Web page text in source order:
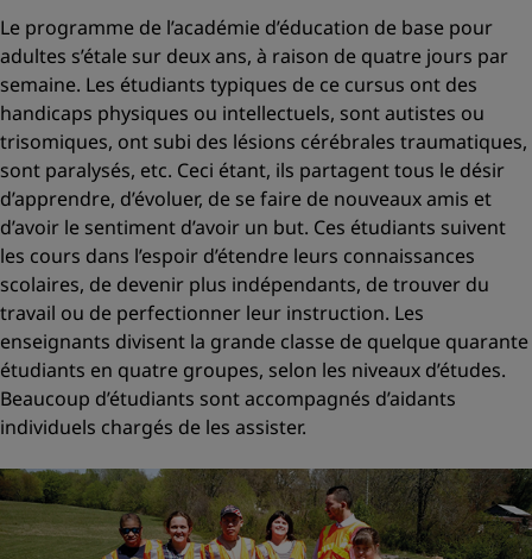
Le programme de l’académie d’éducation de base pour
adultes s’étale sur deux ans, à raison de quatre jours par
semaine. Les étudiants typiques de ce cursus ont des
handicaps physiques ou intellectuels, sont autistes ou
trisomiques, ont subi des lésions cérébrales traumatiques,
sont paralysés, etc. Ceci étant, ils partagent tous le désir
d’apprendre, d’évoluer, de se faire de nouveaux amis et
d’avoir le sentiment d’avoir un but. Ces étudiants suivent
les cours dans l’espoir d’étendre leurs connaissances
scolaires, de devenir plus indépendants, de trouver du
travail ou de perfectionner leur instruction. Les
enseignants divisent la grande classe de quelque quarante
étudiants en quatre groupes, selon les niveaux d’études.
Beaucoup d’étudiants sont accompagnés d’aidants
individuels chargés de les assister.